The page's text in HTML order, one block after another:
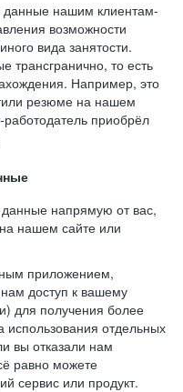
нашим клиентам-
возможности
вида занятости.
то есть
Например, это
резюме на нашем
приобрёл
напрямую от вас,
нашем сайте или
приложением,
доступ к вашему
для получения более
использования отдельных
вы отказали нам
равно можете
сервис или продукт.